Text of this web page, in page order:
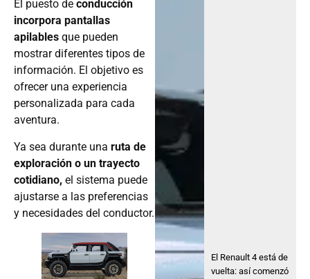
El puesto de conducción
incorpora pantallas
apilables que pueden
mostrar diferentes tipos de
información. El objetivo es
ofrecer una experiencia
personalizada para cada
aventura.
Ya sea durante una ruta de
exploración o un trayecto
cotidiano, el sistema puede
ajustarse a las preferencias
y necesidades del conductor.
El Renault 4 está de
vuelta: así comenzó